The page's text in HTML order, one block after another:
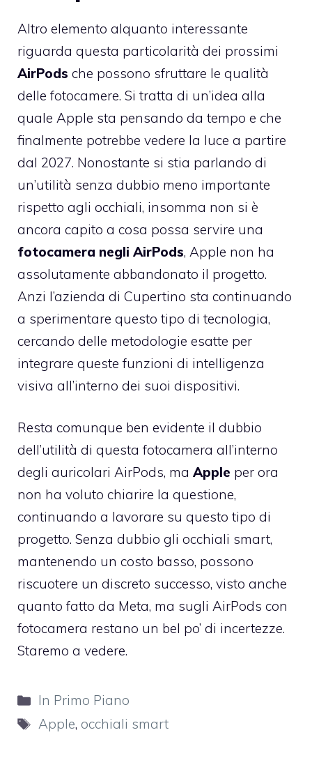
Altro elemento alquanto interessante
riguarda questa particolarità dei prossimi
AirPods che possono sfruttare le qualità
delle fotocamere. Si tratta di un’idea alla
quale Apple sta pensando da tempo e che
finalmente potrebbe vedere la luce a partire
dal 2027. Nonostante si stia parlando di
un’utilità senza dubbio meno importante
rispetto agli occhiali, insomma non si è
ancora capito a cosa possa servire una
fotocamera negli AirPods, Apple non ha
assolutamente abbandonato il progetto.
Anzi l’azienda di Cupertino sta continuando
a sperimentare questo tipo di tecnologia,
cercando delle metodologie esatte per
integrare queste funzioni di intelligenza
visiva all’interno dei suoi dispositivi.
Resta comunque ben evidente il dubbio
dell’utilità di questa fotocamera all’interno
degli auricolari AirPods, ma Apple per ora
non ha voluto chiarire la questione,
continuando a lavorare su questo tipo di
progetto. Senza dubbio gli occhiali smart,
mantenendo un costo basso, possono
riscuotere un discreto successo, visto anche
quanto fatto da Meta, ma sugli AirPods con
fotocamera restano un bel po’ di incertezze.
Staremo a vedere.
Categorie
In Primo Piano
Tag
Apple, occhiali smart